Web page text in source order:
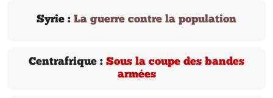
Syrie : La guerre contre la population
Centrafrique : Sous la coupe des bandes
armées